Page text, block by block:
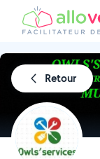
Retour